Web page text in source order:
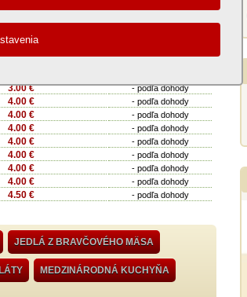
ZDARMA - podľa dohody
2.00 €
zóna 1,00 €)
3.00 € - podľa dohody
4.00 € - podľa dohody
4.00 € - podľa dohody
4.00 € - podľa dohody
4.00 € - podľa dohody
4.00 € - podľa dohody
4.00 € - podľa dohody
4.00 € - podľa dohody
4.50 € - podľa dohody
JEDLÁ Z BRAVČOVÉHO MÄSA
MEDZINÁRODNÁ KUCHYŇA